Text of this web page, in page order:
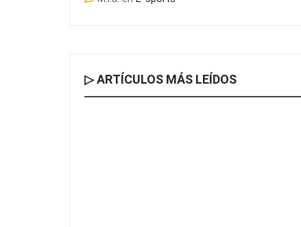
▷ ARTÍCULOS MÁS LEÍDOS